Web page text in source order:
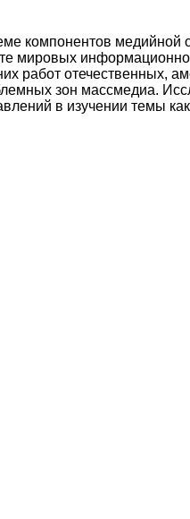
компонентов медийной
мировых
работ отечественных,
зон массмедиа.
в изучении темы